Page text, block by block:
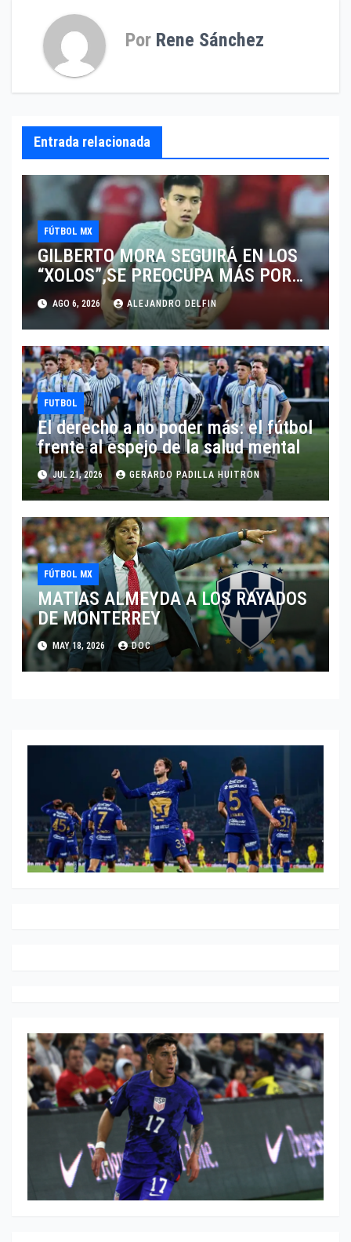
Por Rene Sánchez
Entrada relacionada
FÚTBOL MX
GILBERTO MORA SEGUIRÁ EN LOS
“XOLOS”,SE PREOCUPA MÁS POR
JUGAR EN SU EQUIPO.
AGO 6, 2026 ALEJANDRO DELFIN
FUTBOL
El derecho a no poder más: el fútbol
frente al espejo de la salud mental
JUL 21, 2026 GERARDO PADILLA HUITRON
FÚTBOL MX
MATIAS ALMEYDA A LOS RAYADOS
DE MONTERREY
MAY 18, 2026 DOC